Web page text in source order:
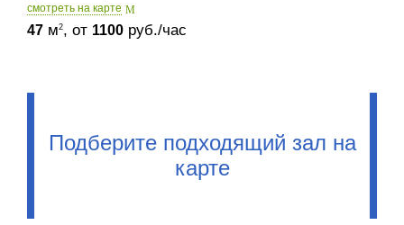
cмотреть на карте
47 м2, от 1100 руб./час
Подберите подходящий зал на
карте